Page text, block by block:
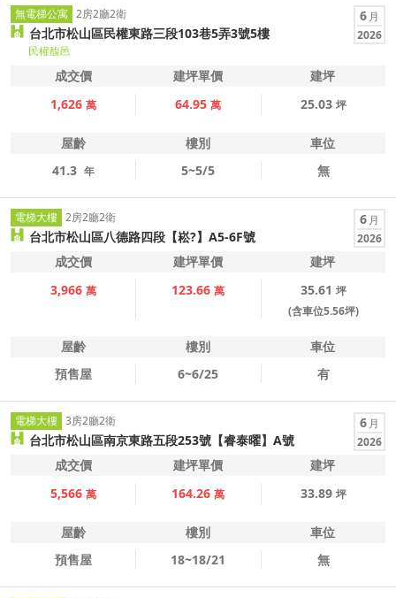
無電梯公寓 2房2廳2衛
台北市松山區民權東路三段103巷5弄3號5樓
民權馥邑
6 月
2026
成交價 建坪單價
建坪
1,626 萬 64.95 萬 25.03 坪
屋齡 樓別
車位
41.3 年 5~5/5 無
電梯大樓 2房2廳2衛
台北市松山區八德路四段【崧?】A5-6F號
6 月
2026
成交價 建坪單價
建坪
3,966 萬 123.66 萬 35.61 坪
(含車位5.56坪)
屋齡 樓別
車位
預售屋
6~6/25 有
電梯大樓 3房2廳2衛
台北市松山區南京東路五段253號【睿泰曜】A號
6 月
2026
成交價 建坪單價
建坪
5,566 萬 164.26 萬 33.89 坪
屋齡 樓別
車位
預售屋
18~18/21 無